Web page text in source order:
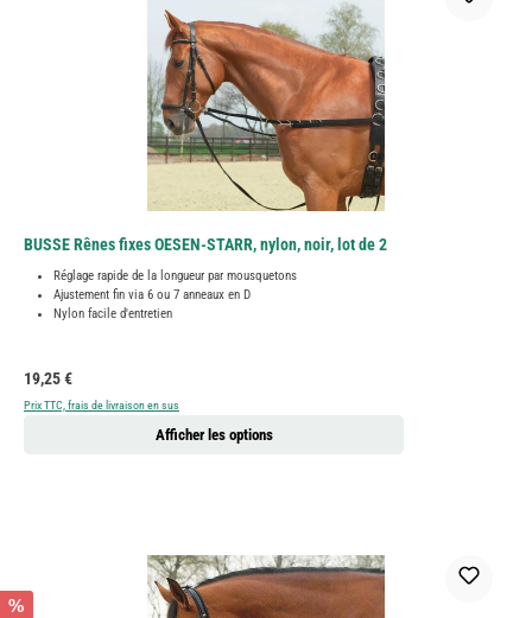
BUSSE Rênes fixes OESEN-STARR, nylon, noir, lot de 2
Réglage rapide de la longueur par mousquetons
Ajustement fin via 6 ou 7 anneaux en D
Nylon facile d'entretien
Prix régulier :
19,25 €
Prix TTC, frais de livraison en sus
Afficher les options
%